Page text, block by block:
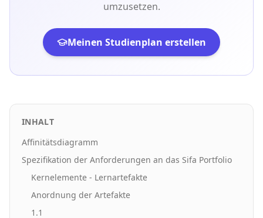
umzusetzen.
Meinen Studienplan erstellen
INHALT
Affinitätsdiagramm
Spezifikation der Anforderungen an das Sifa Portfolio
Kernelemente - Lernartefakte
Anordnung der Artefakte
1.1